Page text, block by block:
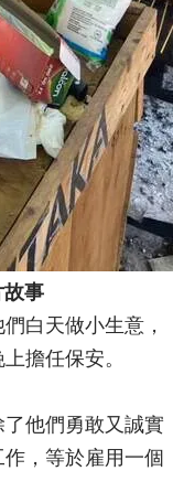
故事
白天做小生意，
擔任保安。
他們勇敢又誠實
，等於雇用一個